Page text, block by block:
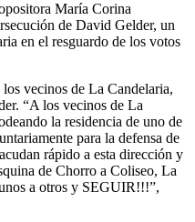
María Corina
de David Gelder, un
en el resguardo de los votos
vecinos de La Candelaria,
“A los vecinos de La
la residencia de uno de
para la defensa de
rápido a esta dirección y
de Chorro a Coliseo, La
a otros y SEGUIR!!!”,